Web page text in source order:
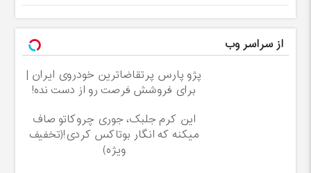
از سراسر وب
پژو پارس پرتقاضاترین خودروی ایران |
برای فروشش فرصت رو از دست نده!
این کرم جلبک، جوری چروکاتو صاف
میکنه که انگار بوتاکس کردی!(تخفیف
ویژه)